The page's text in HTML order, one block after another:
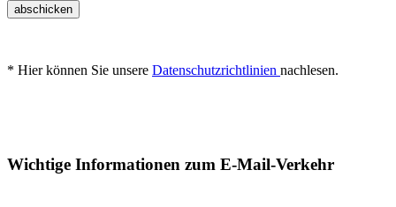
abschicken
* Hier können Sie unsere Datenschutzrichtlinien nachlesen.
Wichtige Informationen zum E-Mail-Verkehr